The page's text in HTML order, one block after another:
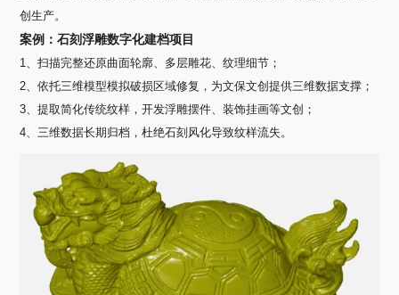
创生产。
案例：石刻浮雕数字化建档项目
1、扫描完整还原曲面轮廓、多层雕花、纹理细节；
2、依托三维模型模拟破损区域修复，为文保文创提供三维数据支撑；
3、提取简化传统纹样，开发浮雕摆件、装饰挂画等文创；
4、三维数据长期归档，杜绝石刻风化导致纹样流失。